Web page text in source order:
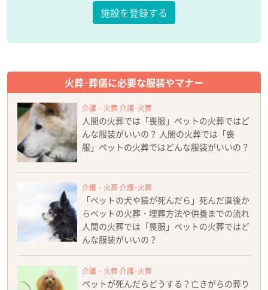
施設を登録する
火葬･葬儀に必要な服装やマナー
介護・火葬 介護･火葬
人間の火葬では「喪服」ペットの火葬ではど
んな服装がいいの？ 人間の火葬では「喪
服」ペットの火葬ではどんな服装がいいの？
介護・火葬 介護･火葬
「ペットの犬や猫が死んだら」死んだ直後か
らペットの火葬・埋葬方法や供養までの流れ
人間の火葬では「喪服」ペットの火葬ではど
んな服装がいいの？
介護・火葬 介護･火葬
ペットが死んだらどうする？亡きがらの葬り